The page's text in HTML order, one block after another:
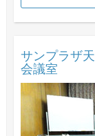
サンプラザ
会議室